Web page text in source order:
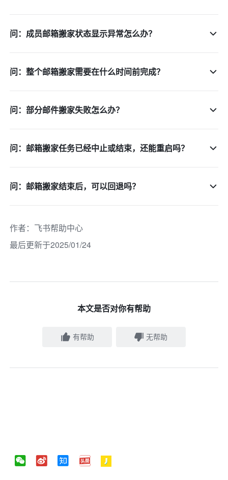
问：成员邮箱搬家状态显示异常怎么办？
问：整个邮箱搬家需要在什么时间前完成？
问：部分邮件搬家失败怎么办？
问：邮箱搬家任务已经中止或结束，还能重启吗？
问：邮箱搬家结束后，可以回退吗？
作者： 飞书帮助中心
最后更新于2025/01/24
本文是否对你有帮助
有帮助 无帮助